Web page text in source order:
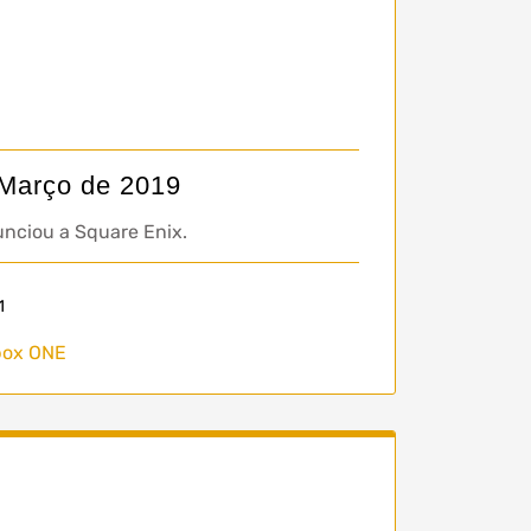
de 2019
a Square Enix.
ONE